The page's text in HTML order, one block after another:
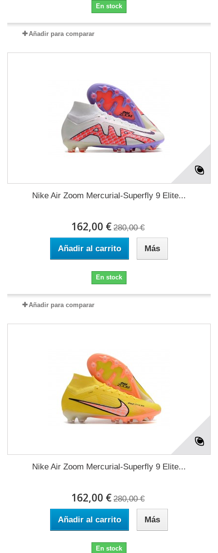
En stock
Añadir para comparar
Nike Air Zoom Mercurial-Superfly 9 Elite...
162,00 € 280,00 €
Añadir al carrito Más
En stock
Añadir para comparar
Nike Air Zoom Mercurial-Superfly 9 Elite...
162,00 € 280,00 €
Añadir al carrito Más
En stock